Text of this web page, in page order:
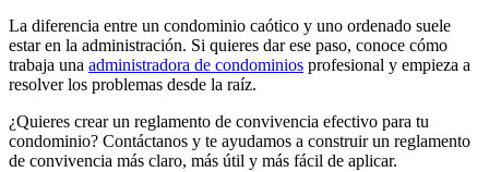
La diferencia entre un condominio caótico y uno ordenado suele
estar en la administración. Si quieres dar ese paso, conoce cómo
trabaja una administradora de condominios profesional y empieza a
resolver los problemas desde la raíz.
¿Quieres crear un reglamento de convivencia efectivo para tu
condominio? Contáctanos y te ayudamos a construir un reglamento
de convivencia más claro, más útil y más fácil de aplicar.